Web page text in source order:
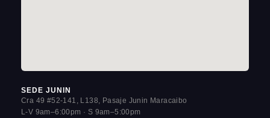
SEDE JUNIN
Cra 49 #52-141, L138, Pasaje Junin Maracaibo
L-V 9am–6:00pm · S 9am–5:00pm